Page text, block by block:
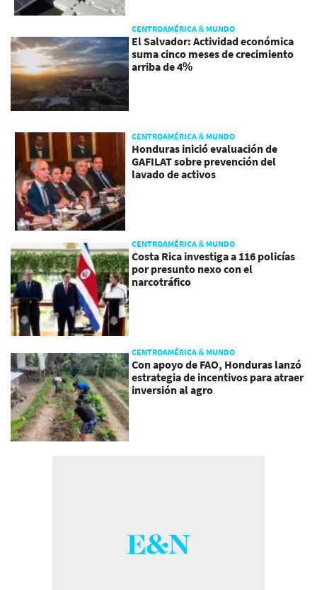
CENTROAMÉRICA & MUNDO
El Salvador: Actividad económica
suma cinco meses de crecimiento
arriba de 4%
CENTROAMÉRICA & MUNDO
Honduras inició evaluación de
GAFILAT sobre prevención del
lavado de activos
CENTROAMÉRICA & MUNDO
Costa Rica investiga a 116 policías
por presunto nexo con el
narcotráfico
CENTROAMÉRICA & MUNDO
Con apoyo de FAO, Honduras lanzó
estrategia de incentivos para atraer
inversión al agro